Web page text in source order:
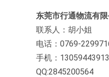
东莞市行通物流有限
联系人：胡小姐
电话：0769-
手机：13059443913
QQ:2845200564